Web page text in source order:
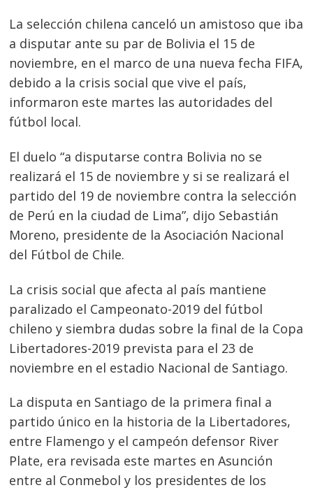
La selección chilena canceló un amistoso que iba
a disputar ante su par de Bolivia el 15 de
noviembre, en el marco de una nueva fecha FIFA,
debido a la crisis social que vive el país,
informaron este martes las autoridades del
fútbol local.
El duelo “a disputarse contra Bolivia no se
realizará el 15 de noviembre y si se realizará el
partido del 19 de noviembre contra la selección
de Perú en la ciudad de Lima”, dijo Sebastián
Moreno, presidente de la Asociación Nacional
del Fútbol de Chile.
La crisis social que afecta al país mantiene
paralizado el Campeonato-2019 del fútbol
chileno y siembra dudas sobre la final de la Copa
Libertadores-2019 prevista para el 23 de
noviembre en el estadio Nacional de Santiago.
La disputa en Santiago de la primera final a
partido único en la historia de la Libertadores,
entre Flamengo y el campeón defensor River
Plate, era revisada este martes en Asunción
entre al Conmebol y los presidentes de los